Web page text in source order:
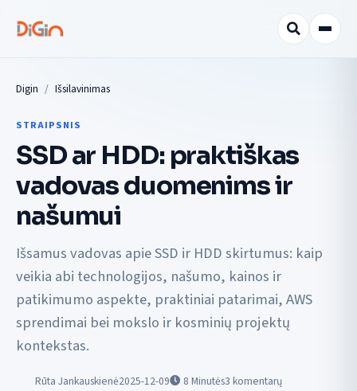
Digin Išsilavinimas
STRAIPSNIS
SSD ar HDD: praktiškas
vadovas duomenims ir
našumui
Išsamus vadovas apie SSD ir HDD skirtumus: kaip
veikia abi technologijos, našumo, kainos ir
patikimumo aspekte, praktiniai patarimai, AWS
sprendimai bei mokslo ir kosminių projektų
kontekstas.
Rūta Jankauskienė2025-12-09 8 Minutės3 komentarų